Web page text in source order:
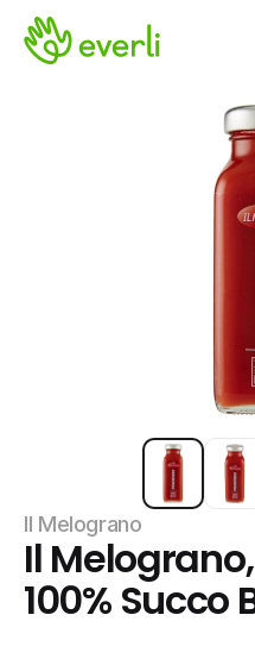
Il Melograno
Il
100% Succo